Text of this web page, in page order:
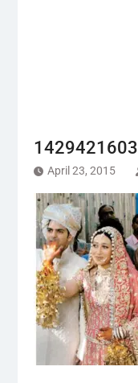
1429421603
April 23, 2015